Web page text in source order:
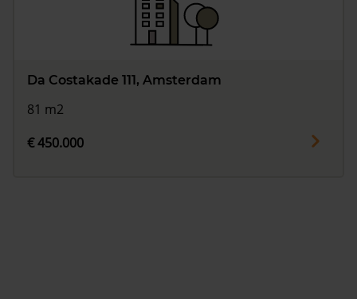
Da Costakade 111, Amsterdam
81 m2
€ 450.000